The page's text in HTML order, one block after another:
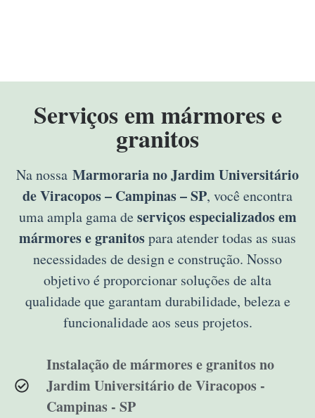
Serviços em mármores e
granitos
Na nossa Marmoraria no Jardim Universitário
de Viracopos – Campinas – SP, você encontra
uma ampla gama de serviços especializados em
mármores e granitospara atender todas as suas
necessidades de design e construção. Nosso
objetivo é proporcionar soluções de alta
qualidade que garantam durabilidade, beleza e
funcionalidade aos seus projetos.
Instalação de mármores e granitos no
Jardim Universitário de Viracopos -
Campinas - SP